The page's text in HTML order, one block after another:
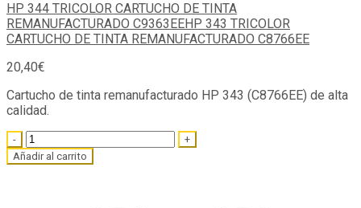
HP 344 TRICOLOR CARTUCHO DE TINTA
REMANUFACTURADO C9363EEHP 343 TRICOLOR
CARTUCHO DE TINTA REMANUFACTURADO C8766EE
20,40€
Cartucho de tinta remanufacturado HP 343 (C8766EE) de alta
calidad.
Quantity
Añadir al carrito